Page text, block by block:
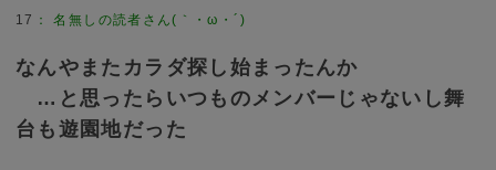
17 ：名無しの読者さん(｀・ω・´)
なんやまたカラダ探し始まったんか
…と思ったらいつものメンバーじゃないし舞
台も遊園地だった